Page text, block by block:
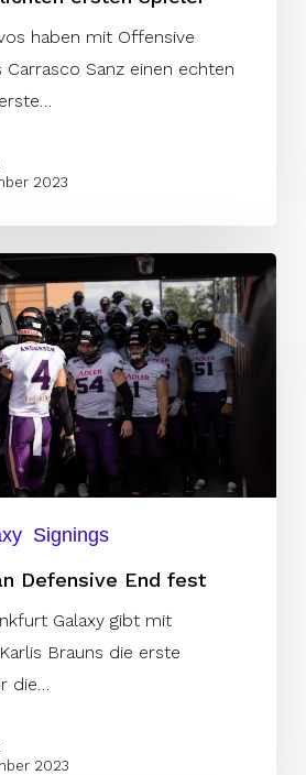
haben mit Offensive
Carrasco Sanz einen echten
2023
Signings
Defensive End fest
Galaxy gibt mit
Brauns die erste
die…
2023